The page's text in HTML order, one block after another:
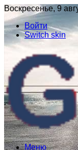
Воскресенье, 9
Войти
Switch skin
Меню